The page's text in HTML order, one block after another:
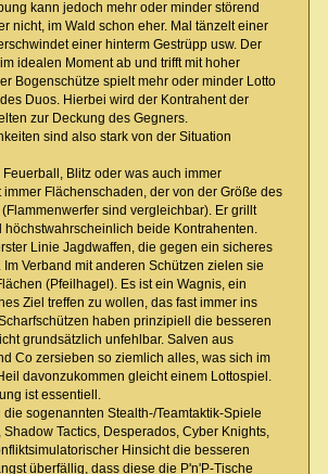
kann jedoch mehr oder minder störend
nicht, im Wald schon eher. Mal tänzelt einer
einer hinterm Gestrüpp usw. Der
idealen Moment ab und trifft mit hoher
Bogenschütze spielt mehr oder minder Lotto
Duos. Hierbei wird der Kontrahent der
zur Deckung des Gegners.
sind also stark von der Situation
Blitz oder was auch immer
Flächenschaden, der von der Größe des
sind vergleichbar). Er grillt
höchstwahrscheinlich beide Kontrahenten.
Linie Jagdwaffen, die gegen ein sicheres
Verband mit anderen Schützen zielen sie
(Pfeilhagel). Es ist ein Wagnis, ein
Ziel treffen zu wollen, das fast immer ins
haben prinzipiell die besseren
grundsätzlich unfehlbar. Salven aus
Co zersieben so ziemlich alles, was sich im
davonzukommen gleicht einem Lottospiel.
ist essentiell.
sogenannten Stealth-/Teamtaktik-Spiele
Tactics, Desperados, Cyber Knights,
Hinsicht die besseren
überfällig, dass diese die P'n'P-Tische